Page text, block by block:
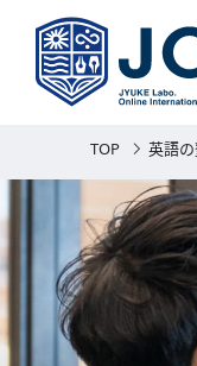
TOP 英語の